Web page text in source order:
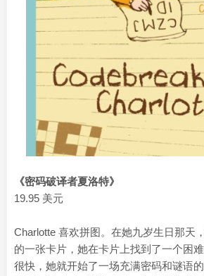
《密码破译者夏洛特》
19.95 美元
Charlotte 喜欢拼图。在她九岁生日那天
的一张卡片，她在卡片上找到了一个困难
很快，她就开始了一场充满密码和谜语